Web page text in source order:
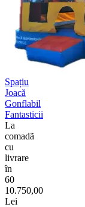
Spațiu
Joacă
Gonflabil
Fantasticii
La
comadã
cu
livrare
în
60
10.750,00
Lei